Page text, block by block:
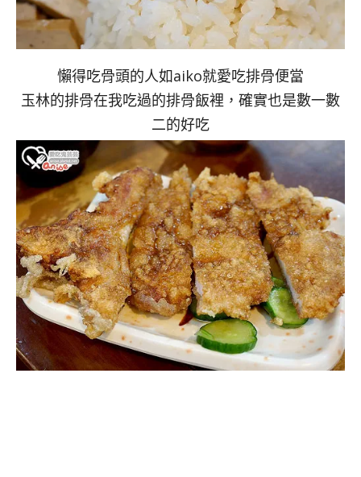
懶得吃骨頭的人如aiko就愛吃排骨便當
玉林的排骨在我吃過的排骨飯裡，確實也是數一數
二的好吃